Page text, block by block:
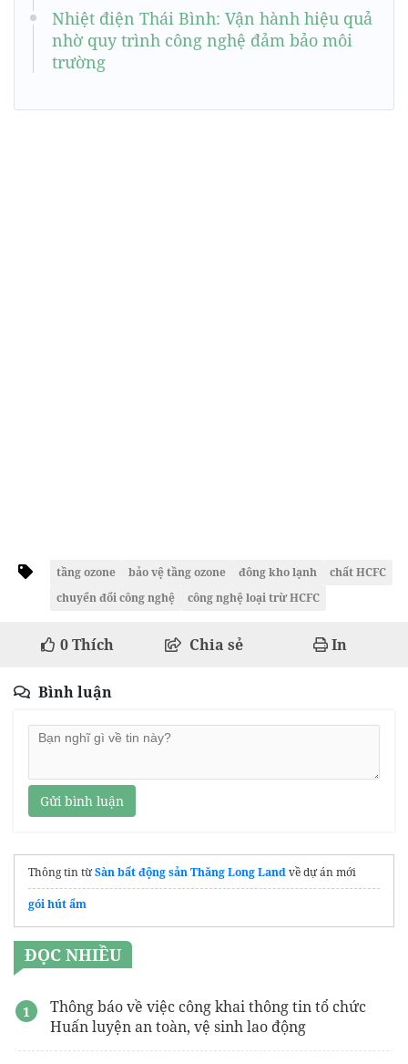
Nhiệt điện Thái Bình: Vận hành hiệu quả
nhờ quy trình công nghệ đảm bảo môi
trường
tầng ozone bảo vệ tầng ozone đông kho lạnh
chất HCFC
chuyển đổi công nghệ
công nghệ loại trừ HCFC
0Thích Chia sẻ In
Bình luận
Gửi bình luận
Thông tin từSàn bất động sản Thăng Long Landvề dự án mới
gói hút ẩm
ĐỌC NHIỀU
Thông báo về việc công khai thông tin tổ chức
Huấn luyện an toàn, vệ sinh lao động